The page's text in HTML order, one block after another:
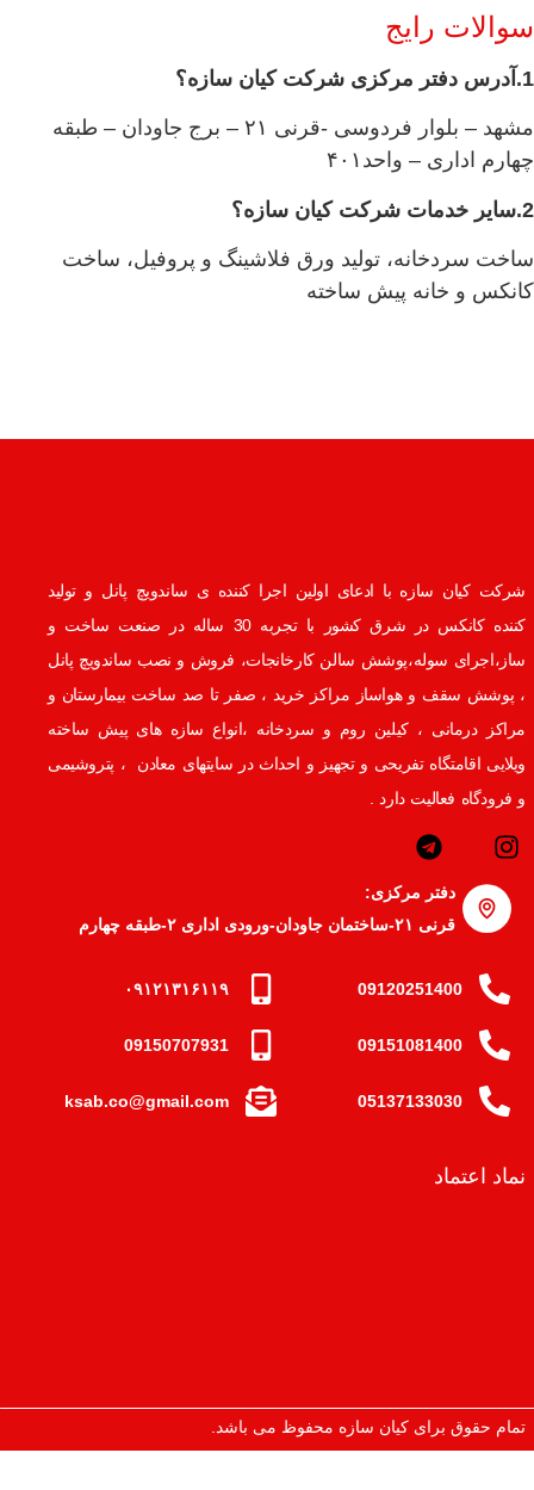
سوالات رایج
1.آدرس دفتر مرکزی شرکت کیان سازه؟
مشهد – بلوار فردوسی -قرنی ۲۱ – برج جاودان – طبقه
چهارم اداری – واحد۴۰۱
2.سایر خدمات شرکت کیان سازه؟
ساخت سردخانه، تولید ورق فلاشینگ و پروفیل، ساخت
کانکس و خانه پیش ساخته
شرکت کیان سازه با ادعای اولین اجرا کننده ی ساندویچ پانل و تولید
کننده کانکس در شرق کشور با تجربه 30 ساله در صنعت ساخت و
ساز،اجرای سوله،پوشش سالن کارخانجات، فروش و نصب ساندویچ پانل
، پوشش سقف و هواساز مراکز خرید ، صفر تا صد ساخت بیمارستان و
مراکز درمانی ، کیلین روم و سردخانه ،انواع سازه های پیش ساخته
ویلایی اقامتگاه تفریحی و تجهیز و احداث در سایتهای معادن ، پتروشیمی
و فرودگاه فعالیت دارد .
دفتر مرکزی:
قرنی ۲۱-ساختمان جاودان-ورودی اداری ۲-طبقه چهارم
09120251400
09151081400
05137133030
۰۹۱۲۱۳۱۶۱۱۹
09150707931
ksab.co@gmail.com
نماد اعتماد
تمام حقوق برای کیان سازه محفوظ می باشد.